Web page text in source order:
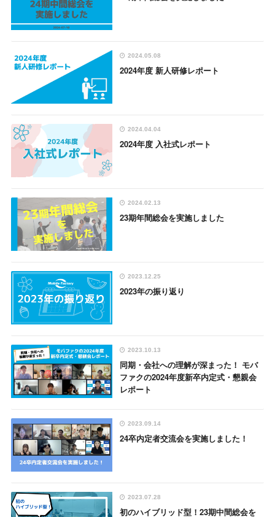
2024.05.08
2024年度 新人研修レポート
2024.04.04
2024年度 入社式レポート
2024.02.13
23期年間総会を実施しました
2023.12.25
2023年の振り返り
2023.10.13
同期・会社への理解が深まった！ モバ
ファクの2024年度新卒内定式・懇親会
レポート
2023.09.14
24卒内定者交流会を実施しました！
2023.07.28
初のハイブリッド型！23期中間総会を